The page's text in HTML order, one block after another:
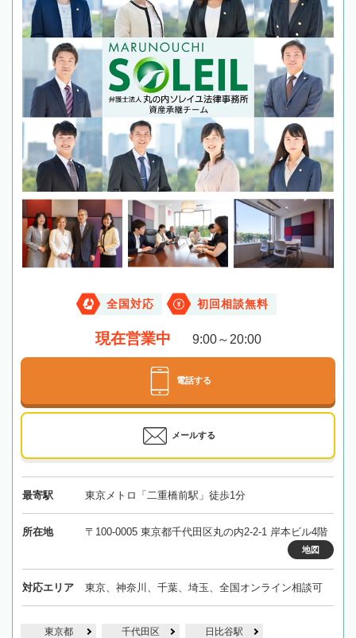
全国対応 初回相談無料
現在営業中 9:00～20:00
電話する
メールする
最寄駅 東京メトロ「二重橋前駅」徒歩1分
所在地 〒100-0005 東京都千代田区丸の内2-2-1 岸本ビル4階
地図
対応エリア 東京、神奈川、千葉、埼玉、全国オンライン相談可
東京都 千代田区 日比谷駅